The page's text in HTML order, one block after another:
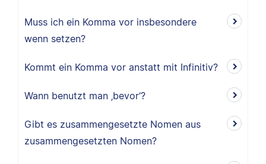
Muss ich ein Komma vor insbesondere
wenn setzen?
Kommt ein Komma vor anstatt mit Infinitiv?
Wann benutzt man ‚bevor‘?
Gibt es zusammengesetzte Nomen aus
zusammengesetzten Nomen?